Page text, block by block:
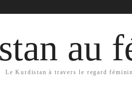
au
Le Kurdistan à travers le regard féminin